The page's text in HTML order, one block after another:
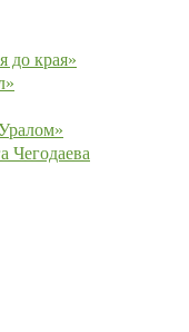
до края»
Чегодаева